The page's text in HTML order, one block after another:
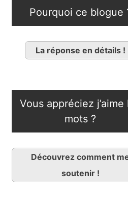
Pourquoi ce blogue
La réponse en détails !
Vous appréciez j’aime
mots ?
Découvrez comment
soutenir !